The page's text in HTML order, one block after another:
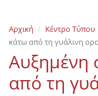
Εκδόσεις
Επικοινωνία
Αρχική Κέντρο Τύπου
κάτω από τη γυάλινη
Αυξημένη
από τη